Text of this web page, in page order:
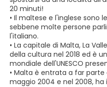
20 minuti!
• Il maltese e l'inglese sono
sebbene molte persone
l'italiano.
• La capitale di Malta, La
della cultura nel 2018 ed è
mondiale dell'UNESCO
• Malta è entrata a far parte
maggio 2004 e nel 2008,